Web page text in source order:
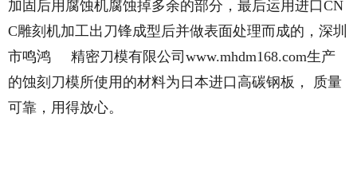
加固后用腐蚀机腐蚀掉多余的部分，最后运用进口CN
C雕刻机加工出刀锋成型后并做表面处理而成的，深圳
市鸣鸿 精密刀模有限公司www.mhdm168.com生产
的蚀刻刀模所使用的材料为日本进口高碳钢板， 质量
可靠，用得放心。